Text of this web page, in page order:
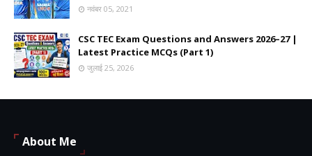
नवंबर 05, 2021
CSC TEC Exam Questions and Answers 2026–27 |
Latest Practice MCQs (Part 1)
जुलाई 25, 2026
About Me